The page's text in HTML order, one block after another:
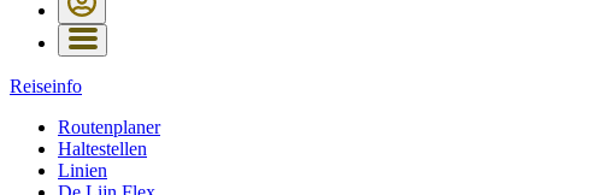
Reiseinfo
Routenplaner
Haltestellen
Linien